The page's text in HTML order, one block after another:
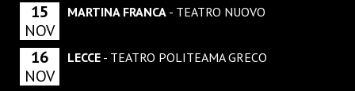
15
NOV
MARTINA FRANCA - TEATRO NUOVO
16
NOV
LECCE - TEATRO POLITEAMA GRECO